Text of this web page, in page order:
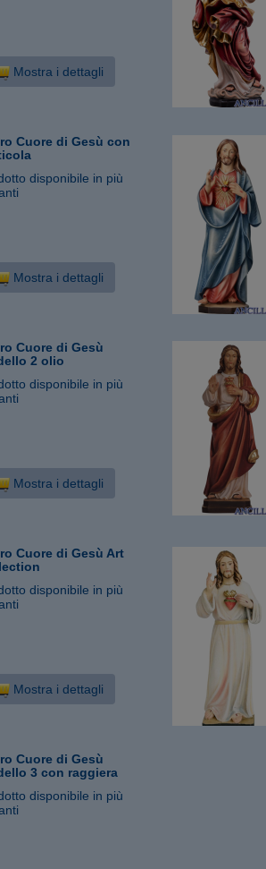
Mostra i dettagli
Cuore di Gesù con
disponibile in più
Mostra i dettagli
Cuore di Gesù
2 olio
disponibile in più
Mostra i dettagli
Cuore di Gesù Art
disponibile in più
Mostra i dettagli
Cuore di Gesù
3 con raggiera
disponibile in più